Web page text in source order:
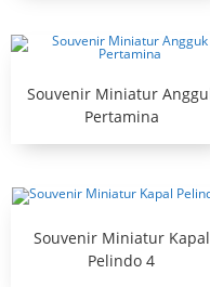
Souvenir Miniatur
Pertamina
Souvenir Miniatur Kapal
Pelindo 4